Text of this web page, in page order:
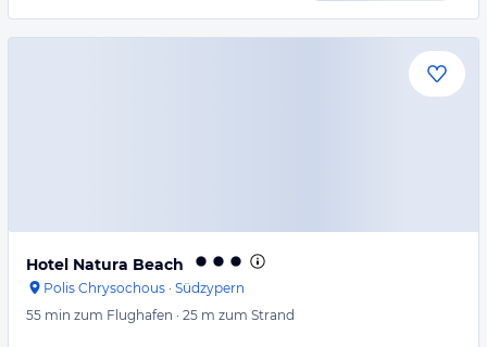
Hotel Natura Beach
Polis Chrysochous · Südzypern
55 min zum Flughafen · 25 m zum Strand